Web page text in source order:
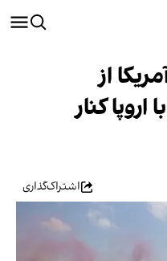
از
کنار
اشتراک‌گذاری